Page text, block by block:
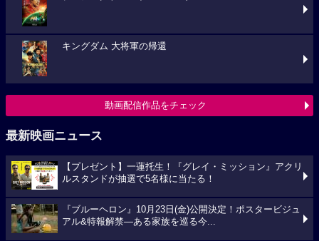
キングダム 大将軍の帰還
動画配信作品をチェック
最新映画ニュース
【プレゼント】一蓮托生！『グレイ・ミッション』アクリ
ルスタンドが抽選で5名様に当たる！
『ブルーヘロン』10月23日(金)公開決定！ポスタービジュ
アル&特報解禁―ある家族を巡る今...